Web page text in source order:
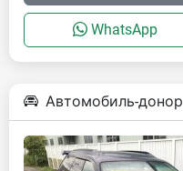
WhatsApp
Автомобиль-донор